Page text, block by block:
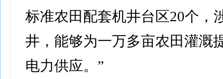
标准农田配套机井台区20个，
井，能够为一万多亩农田灌溉
电力供应。”